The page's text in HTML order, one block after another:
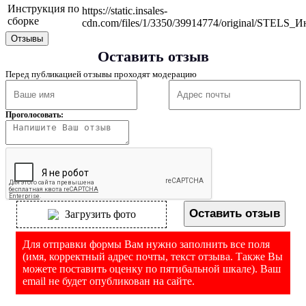
Инструкция по
сборке
https://static.insales-
cdn.com/files/1/3350/39914774/original/
Отзывы
Оставить отзыв
Перед публикацией отзывы проходят модерацию
Проголосовать:
Загрузить фото Оставить отзыв
Для отправки формы Вам нужно заполнить все поля
(имя, корректный адрес почты, текст отзыва. Также Вы
можете поставить оценку по пятибальной шкале). Ваш
email не будет опубликован на сайте.